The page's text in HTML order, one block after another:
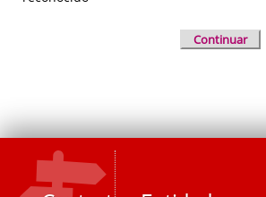
Continuar